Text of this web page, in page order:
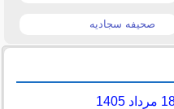
صحیفه سجادیه